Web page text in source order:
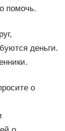
помочь.
деньги.
о